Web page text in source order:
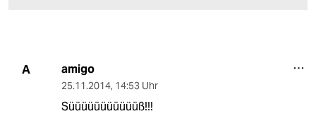
A amigo
25.11.2014, 14:53 Uhr
Süüüüüüüüüüüß!!!